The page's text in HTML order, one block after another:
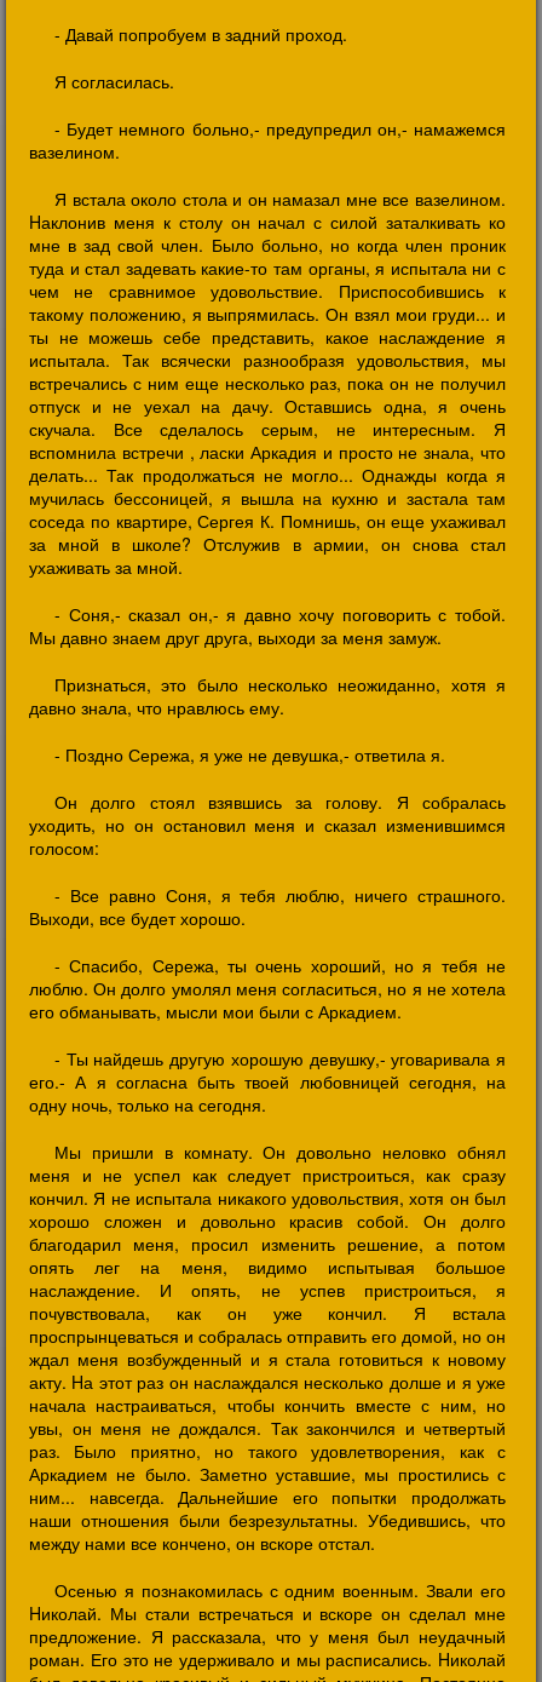
- Давай попробуем в задний проход.
Я согласилась.
- Будет немного больно,- предупредил он,- намажемся
вазелином.
Я встала около стола и он намазал мне все вазелином.
Hаклонив меня к столу он начал с силой заталкивать ко
мне в зад свой член. Было больно, но когда член проник
туда и стал задевать какие-то там органы, я испытала ни с
чем не сравнимое удовольствие. Приспособившись к
такому положению, я выпрямилась. Он взял мои груди... и
ты не можешь себе представить, какое наслаждение я
испытала. Так всячески разнообразя удовольствия, мы
встречались с ним еще несколько раз, пока он не получил
отпуск и не уехал на дачу. Оставшись одна, я очень
скучала. Все сделалось серым, не интересным. Я
вспомнила встречи , ласки Аркадия и просто не знала, что
делать... Так продолжаться не могло... Однажды когда я
мучилась бессоницей, я вышла на кухню и застала там
соседа по квартире, Сергея К. Помнишь, он еще ухаживал
за мной в школе? Отслужив в армии, он снова стал
ухаживать за мной.
- Соня,- сказал он,- я давно хочу поговорить с тобой.
Мы давно знаем друг друга, выходи за меня замуж.
Признаться, это было несколько неожиданно, хотя я
давно знала, что нравлюсь ему.
- Поздно Сережа, я уже не девушка,- ответила я.
Он долго стоял взявшись за голову. Я собралась
уходить, но он остановил меня и сказал изменившимся
голосом:
- Все равно Соня, я тебя люблю, ничего страшного.
Выходи, все будет хорошо.
- Спасибо, Сережа, ты очень хороший, но я тебя не
люблю. Он долго умолял меня согласиться, но я не хотела
его обманывать, мысли мои были с Аркадием.
- Ты найдешь другую хорошую девушку,- уговаривала я
его.- А я согласна быть твоей любовницей сегодня, на
одну ночь, только на сегодня.
Мы пришли в комнату. Он довольно неловко обнял
меня и не успел как следует пристроиться, как сразу
кончил. Я не испытала никакого удовольствия, хотя он был
хорошо сложен и довольно красив собой. Он долго
благодарил меня, просил изменить решение, а потом
опять лег на меня, видимо испытывая большое
наслаждение. И опять, не успев пристроиться, я
почувствовала, как он уже кончил. Я встала
проспрынцеваться и собралась отправить его домой, но он
ждал меня возбужденный и я стала готовиться к новому
акту. Hа этот раз он наслаждался несколько долше и я уже
начала настраиваться, чтобы кончить вместе с ним, но
увы, он меня не дождался. Так закончился и четвертый
раз. Было приятно, но такого удовлетворения, как с
Аркадием не было. Заметно уставшие, мы простились с
ним... навсегда. Дальнейшие его попытки продолжать
наши отношения были безрезультатны. Убедившись, что
между нами все кончено, он вскоре отстал.
Осенью я познакомилась с одним военным. Звали его
Hиколай. Мы стали встречаться и вскоре он сделал мне
предложение. Я рассказала, что у меня был неудачный
роман. Его это не удерживало и мы расписались. Hиколай